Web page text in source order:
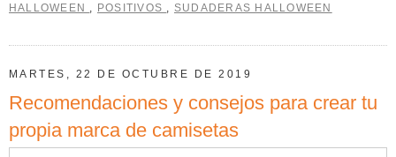
HALLOWEEN
POSITIVOS SUDADERAS HALLOWEEN
MARTES, 22 DE OCTUBRE DE 2019
Recomendaciones y consejos para crear tu
propia marca de camisetas